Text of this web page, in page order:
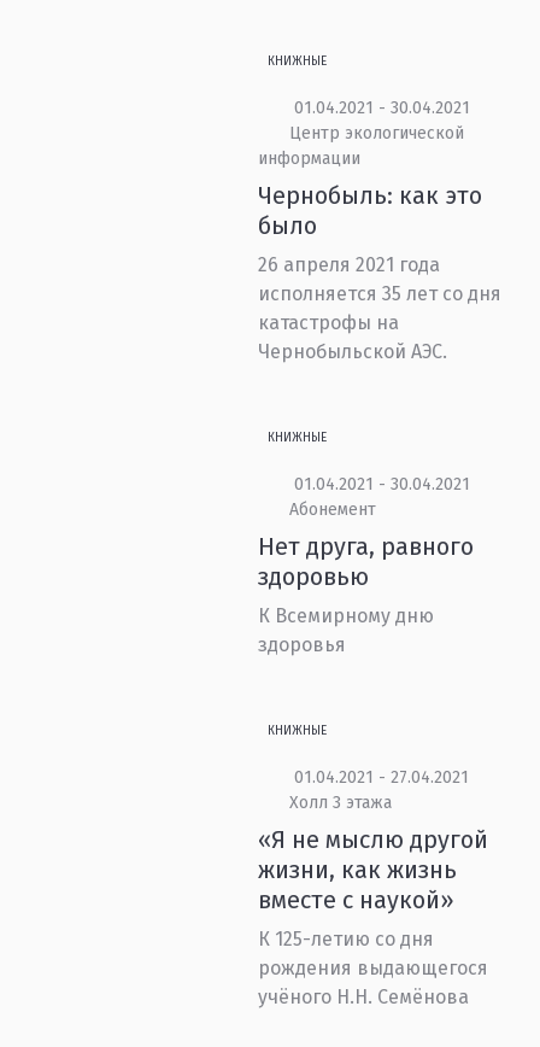
КНИЖНЫЕ
01.04.2021 - 30.04.2021
Центр экологической
информации
Чернобыль: как это
было
26 апреля 2021 года
исполняется 35 лет со дня
катастрофы на
Чернобыльской АЭС.
КНИЖНЫЕ
01.04.2021 - 30.04.2021
Абонемент
Нет друга, равного
здоровью
К Всемирному дню
здоровья
КНИЖНЫЕ
01.04.2021 - 27.04.2021
Холл 3 этажа
«Я не мыслю другой
жизни, как жизнь
вместе с наукой»
К 125-летию со дня
рождения выдающегося
учёного Н.Н. Семёнова